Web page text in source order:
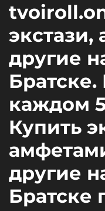
другие
Братске.
каждом
Купить
другие
Братске